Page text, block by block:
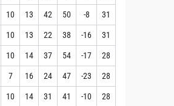
10 13 42 50 -8 31
10 13 22 38 -16 31
10 14 37 54 -17 28
7 16 24 47 -23 28
10 14 31 41 -10 28